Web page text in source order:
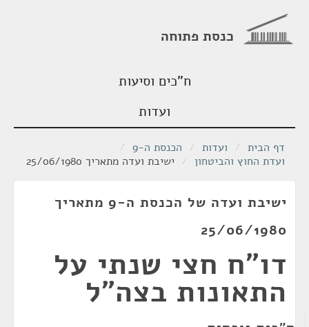
כנסת פתוחה
ח"כים וסיעות
ועדות
דף הבית / ועדות / הכנסת ה-9
/
ועדת החוץ והביטחון / ישיבת ועדה מתאריך 25/06/1980
ישיבת ועדה של הכנסת ה-9 מתאריך
25/06/1980
דו"ח חצי שנתי על
התאונות בצה"ל